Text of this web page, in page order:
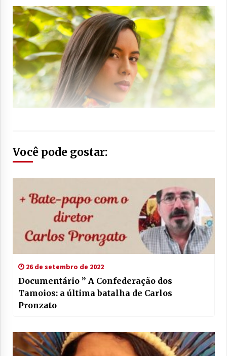
Você pode gostar:
26 de setembro de 2022
Documentário ” A Confederação dos
Tamoios: a última batalha de Carlos
Pronzato